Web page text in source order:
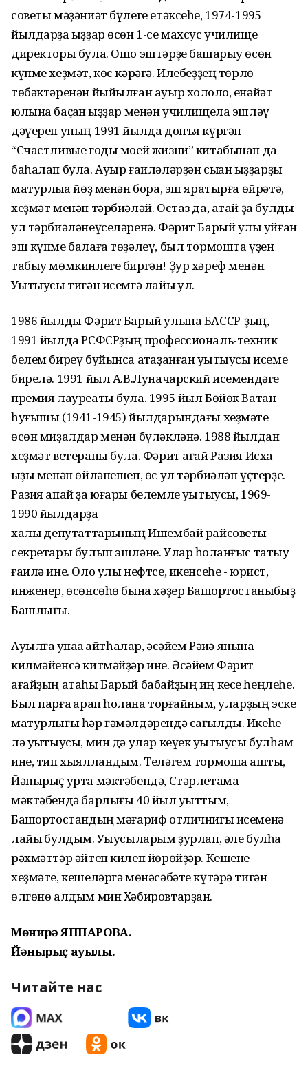
советы мәҙәниәт бүлеге етәксеһе, 1974-1995
йылдарҙа ҡыҙҙар өсөн 1-се махсус училище
директоры була. Ошо эштәрҙе башҡарыу өсөн
күпме хеҙмәт, көс кәрәгә. Илебеҙҙең төрлө
төбәктәренән йыйылған ауыр холоҡло, енәйәт
юлына баҫҡан ҡыҙҙар менән училищела эшләү
дәүерен уның 1991 йылда донъя күргән
“Счастливые годы моей жизни” китабынан да
баһалап була. Ауыр ғаиләләрҙән сыҡҡан ҡыҙҙарҙы
матурлыҡҡа йөҙ менән бора, эш яратырға өйрәтә,
хеҙмәт менән тәрбиәләй. Остаз да, атай ҙа булды
ул тәрбиәләнеүселәренә. Фәрит Барый улы ҡуйған
эш күпме балаға төҙәлеү, был тормошта үҙен
табыу мөмкинлеге биргән! Ҙур хәреф менән
Уҡытыусы тигән исемгә лайыҡ ул.
1986 йылды Фәрит Барый улына БАССР-ҙың,
1991 йылда РСФСРҙың профессиональ-техник
белем биреү буйынса атҡаҙанған уҡытыусы исеме
бирелә. 1991 йыл А.В.Луначарский исемендәге
премия лауреаты була. 1995 йыл Бөйөк Ватан
һуғышы (1941-1945) йылдарындағы хеҙмәте
өсөн миҙалдар менән бүләкләнә. 1988 йылдан
хеҙмәт ветераны була. Фәрит ағай Разия Исхаҡ
ҡыҙы менән өйләнешеп, өс ул тәрбиәләп үҫтерҙе.
Разия апай ҙа юғары белемле уҡытыусы, 1969-
1990 йылдарҙа
халыҡ депутаттарының Ишембай райсоветы
секретары булып эшләне. Улар һоҡланғыс татыу
ғаилә ине. Оло улы нефтсе, икенсеһе - юрист,
инженер, өсөнсөһө бына хәҙер Башҡортостаныбыҙ
Башлығы.
Ауылға ҡунаҡҡа ҡайтһалар, әсәйем Рәҡиә янына
килмәйенсә китмәйҙәр ине. Әсәйем Фәрит
ағайҙың атаһы Барый бабайҙың иң кесе һеңлеһе.
Был парға ҡарап һоҡлана торғайным, уларҙың эске
матурлығы һәр ғәмәлдәрендә сағылды. Икеһе
лә уҡытыусы, мин дә улар кеүек уҡытыусы булһам
ине, тип хыялландым. Теләгем тормошҡа ашты,
Йәнырыҫ урта мәктәбендә, Стәрлетамаҡ
мәктәбендә барлығы 40 йыл уҡыттым,
Башҡортостандың мәғариф отличнигы исеменә
лайыҡ булдым. Уҡыусыларым ҙурлап, әле булһа
рәхмәттәр әйтеп килеп йөрөйҙәр. Кешене
хеҙмәте, кешеләргә мөнәсәбәте күтәрә тигән
өлгөнө алдым мин Хәбировтарҙан.
Мөнирә ЯППАРОВА.
Йәнырыҫ ауылы.
Читайте нас